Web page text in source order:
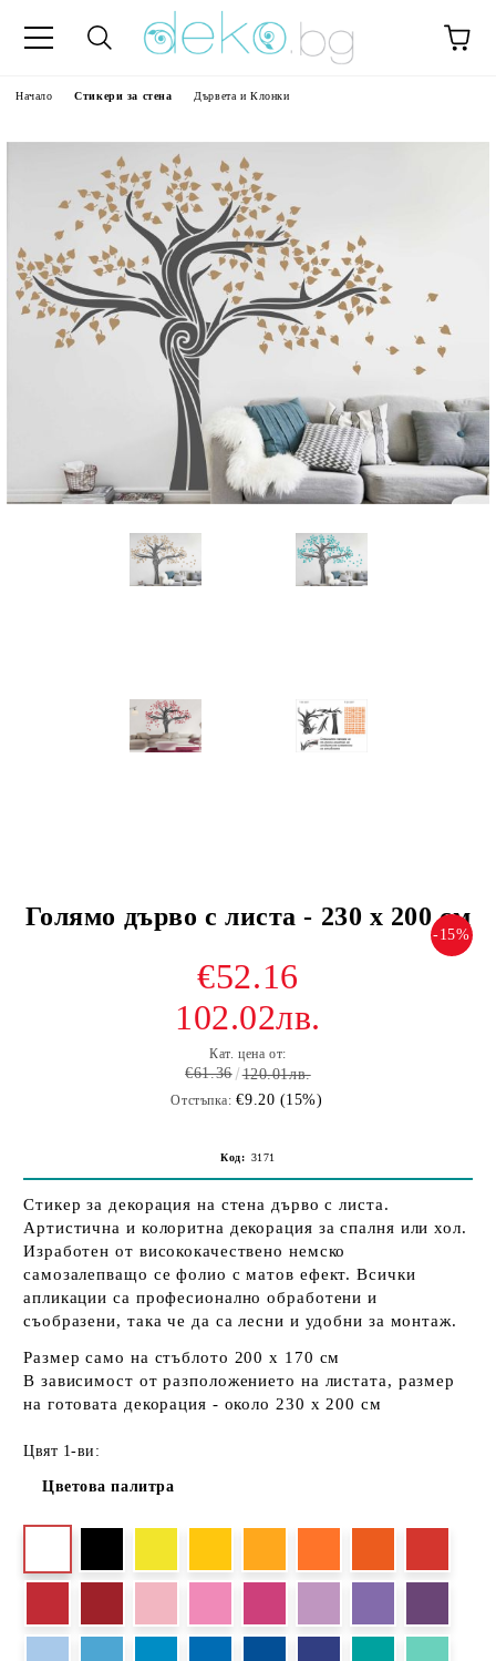
Начало Стикери за стена Дървета и Клонки
Голямо дърво с листа - 230 х 200 см
-15%
€52.16
102.02лв.
Кат. цена от:
€61.36 120.01лв.
Отстъпка: €9.20 (15%)
Код: 3171
Стикер за декорация на стена дърво с листа.
Артистична и колоритна декорация за спалня или хол.
Изработен от висококачествено немско
самозалепващо се фолио с матов ефект. Всички
апликации са професионално обработени и
съобразени, така че да са лесни и удобни за монтаж.
Размер само на стъблото 200 х 170 см
В зависимост от разположението на листата, размер
на готовата декорация - около 230 х 200 см
Цвят 1-ви:
Цветова палитра